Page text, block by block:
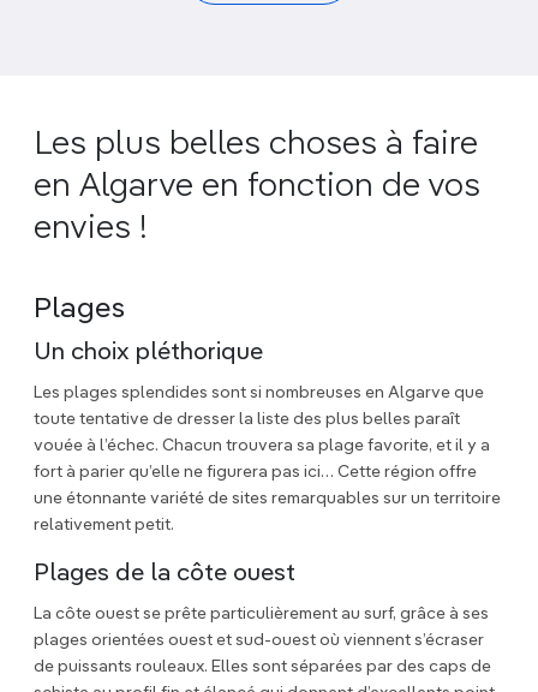
Les plus belles choses à faire
en Algarve en fonction de vos
envies !
Plages
Un choix pléthorique
Les plages splendides sont si nombreuses en Algarve que
toute tentative de dresser la liste des plus belles paraît
vouée à l’échec. Chacun trouvera sa plage favorite, et il y a
fort à parier qu’elle ne figurera pas ici… Cette région offre
une étonnante variété de sites remarquables sur un territoire
relativement petit.
Plages de la côte ouest
La côte ouest se prête particulièrement au surf, grâce à ses
plages orientées ouest et sud-ouest où viennent s’écraser
de puissants rouleaux. Elles sont séparées par des caps de